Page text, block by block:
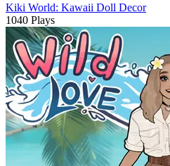
Kiki World: Kawaii Doll Decor
1040 Plays